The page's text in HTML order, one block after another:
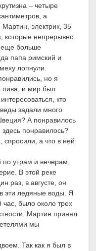
– четыре
а
электрик, 35
которые непрерывно
еще больше
папа римский и
лопнули.
но я
пива, и мир был
кто
задали много
А понравилось
понравилось?
спросили, а что в ней
по утрам и вечерам,
В этой реке
раз, в августе, он
эти ледяные воды. Я
было около трех
Мартин принял
мы
Так как я был в